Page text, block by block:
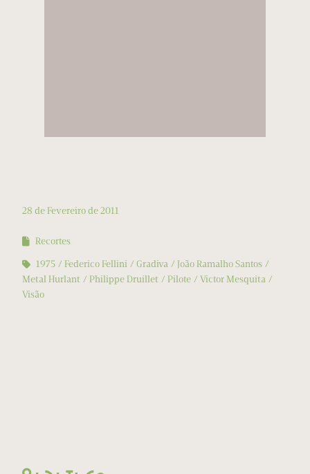
28 de Fevereiro de 2011
Recortes
1975
Federico Fellini Gradiva
João Ramalho Santos
Metal Hurlant
Philippe Druillet Pilote
Victor Mesquita
Visão